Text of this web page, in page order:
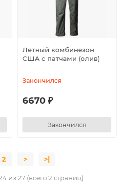
Летный комбинезон
США с патчами (олив)
Закончился
6670 ₽
Закончился
2 > >|
из 27 (всего 2 страниц)